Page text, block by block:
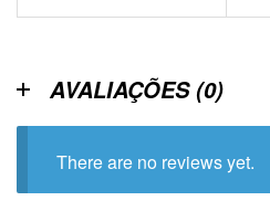
AVALIAÇÕES (0)
There are no reviews yet.